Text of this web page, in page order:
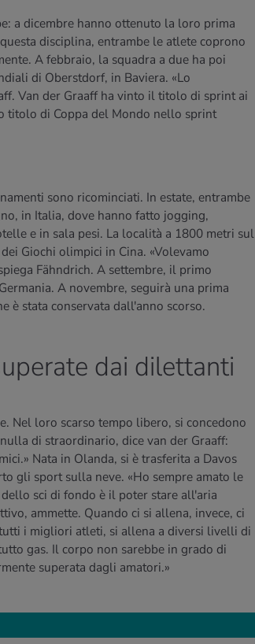
a dicembre hanno ottenuto la loro prima
disciplina, entrambe le atlete coprono
A febbraio, la squadra a due ha poi
di Oberstdorf, in Baviera. «Lo
Van der Graaff ha vinto il titolo di sprint ai
titolo di Coppa del Mondo nello sprint
sono ricominciati. In estate, entrambe
in Italia, dove hanno fatto jogging,
e in sala pesi. La località a 1800 metri sul
Giochi olimpici in Cina. «Volevamo
Fähndrich. A settembre, il primo
A novembre, seguirà una prima
è stata conservata dall'anno scorso.
dai dilettanti
Nel loro scarso tempo libero, si concedono
di straordinario, dice van der Graaff:
Nata in Olanda, si è trasferita a Davos
gli sport sulla neve. «Ho sempre amato le
sci di fondo è il poter stare all'aria
ammette. Quando ci si allena, invece, ci
i migliori atleti, si allena a diversi livelli di
gas. Il corpo non sarebbe in grado di
superata dagli amatori.»